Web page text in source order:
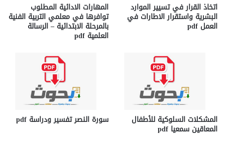
اتخاذ القرار في تسيير الموارد
البشرية واستقرار الاطارات في
العمل pdf
المهارات الادائية المطلوب
توافرها في معلمي التربية الفنية
بالمرحلة الابتدائية – الرسالة
العلمية pdf
المشكلات السلوكية للأطفال
المعاقين سمعيا pdf
سورة النصر تفسير ودراسة pdf